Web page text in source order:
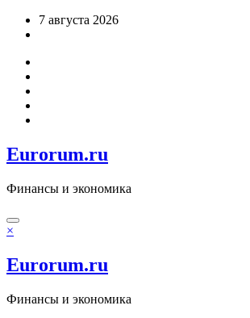
Перейти7 августа 2026
Eurorum.ru
Финансы и экономика
×
Eurorum.ru
Финансы и экономика